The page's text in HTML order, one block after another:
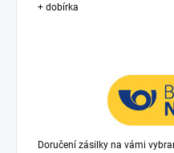
+ dobírka
Doručení zásilky na vámi